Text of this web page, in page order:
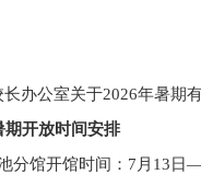
办公室关于2026年暑期
期开放时间安排
分馆开馆时间： 7 月 13 日